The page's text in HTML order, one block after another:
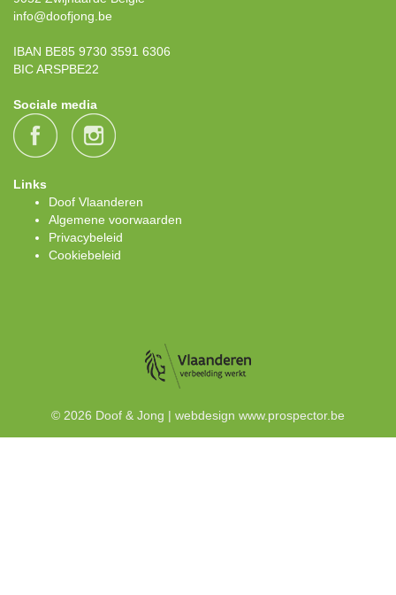
info@doofjong.be
IBAN BE85 9730 3591 6306
BIC ARSPBE22
Sociale media
Links
Doof Vlaanderen
Algemene voorwaarden
Privacybeleid
Cookiebeleid
© 2026 Doof & Jong | webdesign www.prospector.be